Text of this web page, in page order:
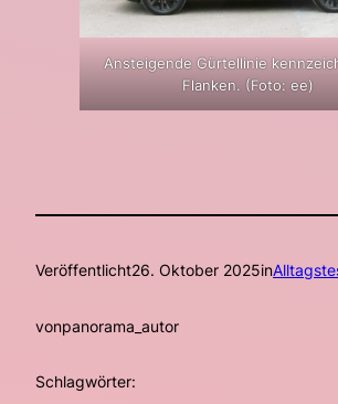
Ansteigende Gürtellinie
Flanken. (Foto: ee)
Veröffentlicht26. Oktober 2025in
vonpanorama_autor
Schlagwörter: